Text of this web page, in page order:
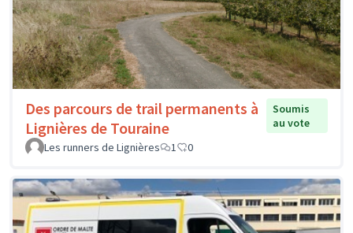
Des parcours de trail permanents à
Lignières de Touraine
Soumis
au vote
Les runners de Lignières
1 0